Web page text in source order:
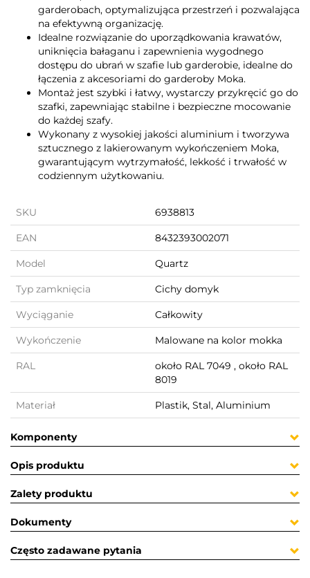
garderobach, optymalizująca przestrzeń i pozwalająca
na efektywną organizację.
Idealne rozwiązanie do uporządkowania krawatów,
uniknięcia bałaganu i zapewnienia wygodnego
dostępu do ubrań w szafie lub garderobie, idealne do
łączenia z akcesoriami do garderoby Moka.
Montaż jest szybki i łatwy, wystarczy przykręcić go do
szafki, zapewniając stabilne i bezpieczne mocowanie
do każdej szafy.
Wykonany z wysokiej jakości aluminium i tworzywa
sztucznego z lakierowanym wykończeniem Moka,
gwarantującym wytrzymałość, lekkość i trwałość w
codziennym użytkowaniu.
SKU 6938813
EAN 8432393002071
Model Quartz
Typ zamknięcia Cichy domyk
Wyciąganie Całkowity
Wykończenie Malowane na kolor mokka
RAL
około RAL 7049 , około RAL
8019
Materiał Plastik, Stal, Aluminium
Komponenty
Opis produktu
Zalety produktu
Dokumenty
Często zadawane pytania